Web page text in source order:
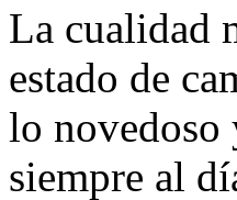
La cualidad
estado de
lo novedoso
siempre al